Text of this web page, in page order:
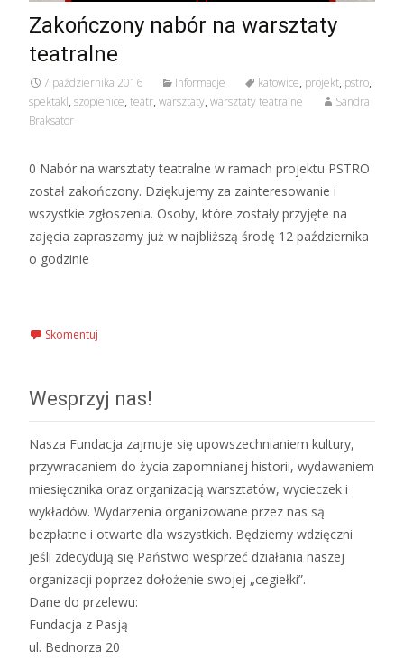
Zakończony nabór na warsztaty
teatralne
7 października 2016 Informacje katowice, projekt, pstro,
spektakl, szopienice, teatr, warsztaty, warsztaty teatralne
Sandra
Braksator
0 Nabór na warsztaty teatralne w ramach projektu PSTRO
został zakończony. Dziękujemy za zainteresowanie i
wszystkie zgłoszenia. Osoby, które zostały przyjęte na
zajęcia zapraszamy już w najbliższą środę 12 października
o godzinie
Skomentuj
Wesprzyj nas!
Nasza Fundacja zajmuje się upowszechnianiem kultury,
przywracaniem do życia zapomnianej historii, wydawaniem
miesięcznika oraz organizacją warsztatów, wycieczek i
wykładów. Wydarzenia organizowane przez nas są
bezpłatne i otwarte dla wszystkich. Będziemy wdzięczni
jeśli zdecydują się Państwo wesprzeć działania naszej
organizacji poprzez dołożenie swojej „cegiełki”.
Dane do przelewu:
Fundacja z Pasją
ul. Bednorza 20